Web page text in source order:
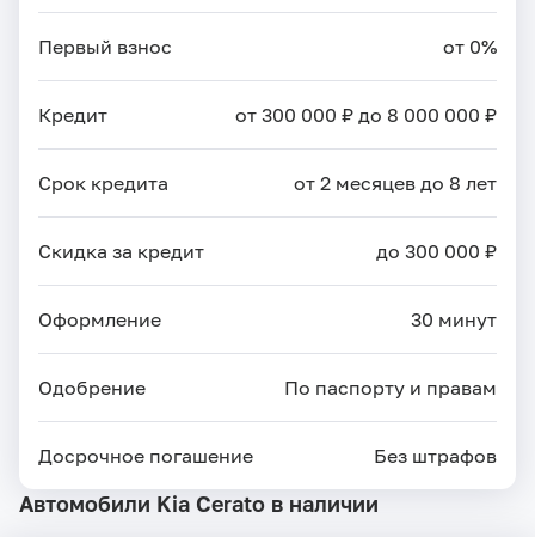
Первый взнос от 0%
Кредит от 300 000 ₽ до 8 000 000 ₽
Срок кредита от 2 месяцев до 8 лет
Скидка за кредит до 300 000 ₽
Оформление 30 минут
Одобрение По паспорту и правам
Досрочное погашение Без штрафов
Автомобили Kia Cerato в наличии